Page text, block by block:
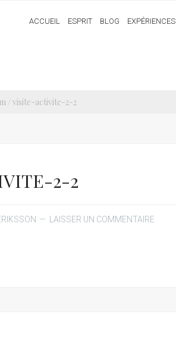
ACCUEIL ESPRIT BLOG EXPÉRIENCES
/ visite-activite-2-2
2-2
LAISSER UN COMMENTAIRE